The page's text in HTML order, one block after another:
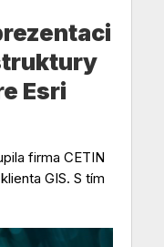
Esri
firma CETIN
GIS. S tím